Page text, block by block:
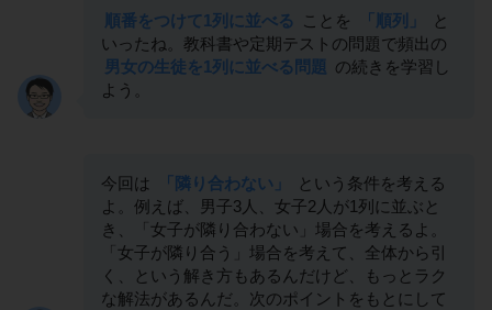
順番をつけて1列に並べる ことを 「順列」
と
いったね。教科書や定期テストの問題で頻出の
男女の生徒を1列に並べる問題
の続きを学習し
よう。
今回は 「隣り合わない」
という条件を考える
よ。例えば、男子3人、女子2人が1列に並ぶと
き、「女子が隣り合わない」場合を考えるよ。
「女子が隣り合う」場合を考えて、全体から引
く、という解き方もあるんだけど、もっとラク
な解法があるんだ。次のポイントをもとにして